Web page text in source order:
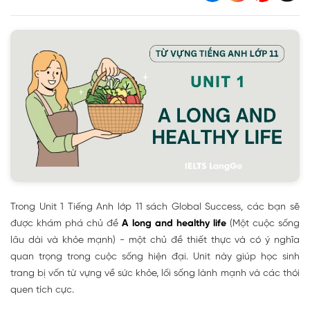
Trong Unit 1 Tiếng Anh lớp 11 sách Global Success, các bạn sẽ
được khám phá chủ đềA long and healthy life (Một cuộc sống
lâu dài và khỏe mạnh) - một chủ đề thiết thực và có ý nghĩa
quan trọng trong cuộc sống hiện đại. Unit này giúp học sinh
trang bị vốn từ vựng về sức khỏe, lối sống lành mạnh và các thói
quen tích cực.